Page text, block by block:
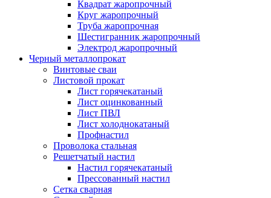
Квадрат жаропрочный
Круг жаропрочный
Труба жаропрочная
Шестигранник жаропрочный
Электрод жаропрочный
Черный металлопрокат
Винтовые сваи
Листовой прокат
Лист горячекатаный
Лист оцинкованный
Лист ПВЛ
Лист холоднокатаный
Профнастил
Проволока стальная
Решетчатый настил
Настил горячекатаный
Прессованный настил
Сетка сварная